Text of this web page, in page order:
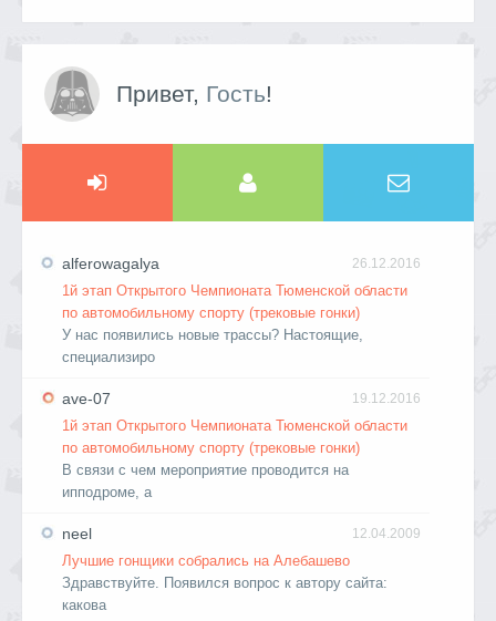
Привет, Гость!
26.12.2016
alferowagalya
1й этап Открытого Чемпионата Тюменской области
по автомобильному спорту (трековые гонки)
У нас появились новые трассы? Настоящие,
специализиро
19.12.2016
ave-07
1й этап Открытого Чемпионата Тюменской области
по автомобильному спорту (трековые гонки)
В связи с чем мероприятие проводится на
ипподроме, а
12.04.2009
neel
Лучшие гонщики собрались на Алебашево
Здравствуйте. Появился вопрос к автору сайта:
какова